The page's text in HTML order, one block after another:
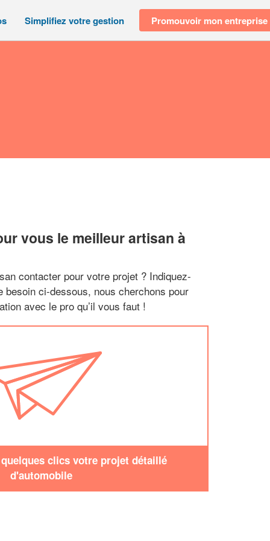
Simplifiez votre gestion Promouvoir mon entreprise
vous le meilleur artisan à
contacter pour votre projet ? Indiquez-
besoin ci-dessous, nous cherchons pour
avec le pro qu’il vous faut !
clics votre projet détaillé
d'automobile